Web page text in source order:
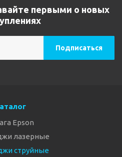
первыми о новых
Epson
лазерные
струйные